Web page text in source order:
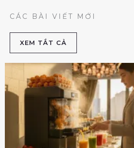
CÁC BÀI VIẾT MỚI
XEM TẮT CẢ